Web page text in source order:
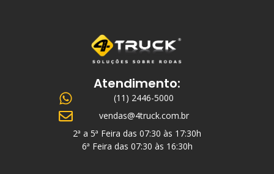
Atendimento:
(11) 2446-5000
vendas@4truck.com.br
2ª a 5ª Feira das 07:30 às 17:30h
6ª Feira das 07:30 às 16:30h